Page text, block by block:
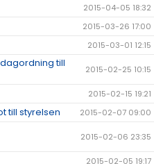
2015-04-05 18:32
2015-03-26 17:00
2015-03-01 12:15
till
2015-02-25 10:15
2015-02-15 19:21
till styrelsen 2015-02-07 09:00
2015-02-06 23:35
2015-02-05 19:17